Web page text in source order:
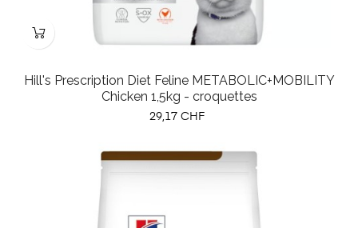
Hill's Prescription Diet Feline METABOLIC+MOBILITY
Chicken 1,5kg - croquettes
Prix
29,17 CHF